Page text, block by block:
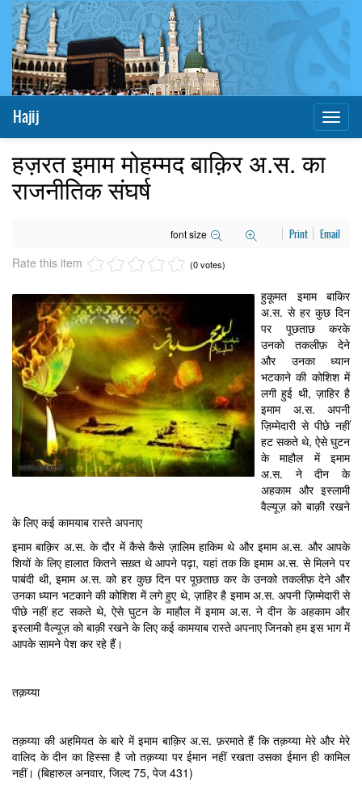
Hajij
हज़रत इमाम मोहम्मद बाक़िर अ.स. का
राजनीतिक संघर्ष
font size Print Email
Rate this item (0 votes)
हुकूमत इमाम बाकिर
अ.स. से हर कुछ दिन
पर पूछताछ करके
उनको तकलीफ़ देने
और उनका ध्यान
भटकाने की कोशिश में
लगी हुई थी, ज़ाहिर है
इमाम अ.स. अपनी
ज़िम्मेदारी से पीछे नहीं
हट सकते थे, ऐसे घुटन
के माहौल में इमाम
अ.स. ने दीन के
अहकाम और इस्लामी
वैल्यूज़ को बाक़ी रखने
के लिए कई कामयाब रास्ते अपनाए
इमाम बाक़िर अ.स. के दौर में कैसे कैसे ज़ालिम हाकिम थे और इमाम अ.स. और आपके
शियों के लिए हालात कितने सख़्त थे आपने पढ़ा, यहां तक कि इमाम अ.स. से मिलने पर
पाबंदी थी, इमाम अ.स. को हर कुछ दिन पर पूछताछ कर के उनको तकलीफ़ देने और
उनका ध्यान भटकाने की कोशिश में लगे हुए थे, ज़ाहिर है इमाम अ.स. अपनी ज़िम्मेदारी से
पीछे नहीं हट सकते थे, ऐसे घुटन के माहौल में इमाम अ.स. ने दीन के अहकाम और
इस्लामी वैल्यूज़ को बाक़ी रखने के लिए कई कामयाब रास्ते अपनाए जिनको हम इस भाग में
आपके सामने पेश कर रहे हैं।
तक़य्या
तक़य्या की अहमियत के बारे में इमाम बाक़िर अ.स. फ़रमाते हैं कि तक़य्या मेरे और मेरे
वालिद के दीन का हिस्सा है जो तक़य्या पर ईमान नहीं रखता उसका ईमान ही कामिल
नहीं। (बिहारुल अनवार, जिल्द 75, पेज 431)